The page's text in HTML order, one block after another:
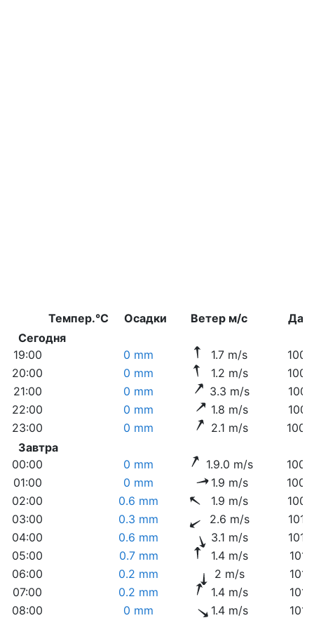
Темпер.°C Осадки Ветер м/с
Сегодня
19:00
0 mm 1.7 m/s
20:00
0 mm 1.2 m/s
21:00
0 mm 3.3 m/s
22:00
0 mm 1.8 m/s
23:00
0 mm 2.1 m/s
Завтра
00:00
0 mm 1.9.0 m/s
01:00
0 mm 1.9 m/s
02:00
0.6 mm 1.9 m/s
03:00
0.3 mm 2.6 m/s
04:00
0.6 mm 3.1 m/s
05:00
0.7 mm 1.4 m/s
06:00
0.2 mm 2 m/s
07:00
0.2 mm 1.4 m/s
08:00
0 mm 1.4 m/s